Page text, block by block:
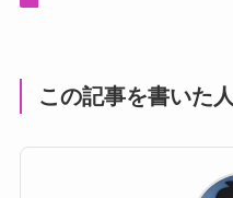
この記事を書いた人